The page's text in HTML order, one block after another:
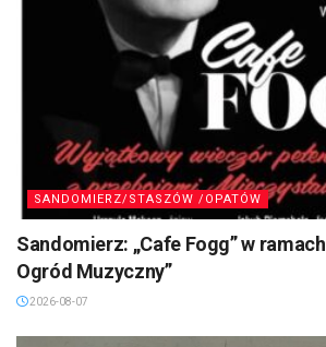
SANDOMIERZ/STASZÓW /OPATÓW
Sandomierz: „Cafe Fogg” w
Ogród Muzyczny”
2026-08-07